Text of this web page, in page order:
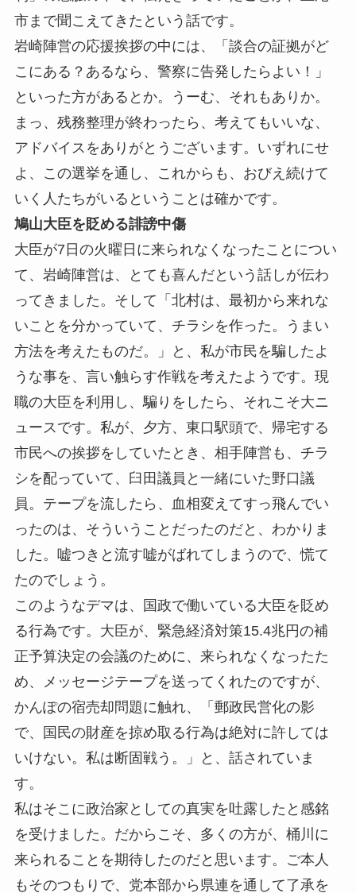
市まで聞こえてきたという話です。
岩崎陣営の応援挨拶の中には、「談合の証拠がど
こにある？あるなら、警察に告発したらよい！」
といった方があるとか。うーむ、それもありか。
まっ、残務整理が終わったら、考えてもいいな、
アドバイスをありがとうございます。いずれにせ
よ、この選挙を通し、これからも、おびえ続けて
いく人たちがいるということは確かです。
鳩山大臣を貶める誹謗中傷
大臣が7日の火曜日に来られなくなったことについ
て、岩崎陣営は、とても喜んだという話しが伝わ
ってきました。そして「北村は、最初から来れな
いことを分かっていて、チラシを作った。うまい
方法を考えたものだ。」と、私が市民を騙したよ
うな事を、言い触らす作戦を考えたようです。現
職の大臣を利用し、騙りをしたら、それこそ大ニ
ュースです。私が、夕方、東口駅頭で、帰宅する
市民への挨拶をしていたとき、相手陣営も、チラ
シを配っていて、臼田議員と一緒にいた野口議
員。テープを流したら、血相変えてすっ飛んでい
ったのは、そういうことだったのだと、わかりま
した。嘘つきと流す嘘がばれてしまうので、慌て
たのでしょう。
このようなデマは、国政で働いている大臣を貶め
る行為です。大臣が、緊急経済対策15.4兆円の補
正予算決定の会議のために、来られなくなったた
め、メッセージテープを送ってくれたのですが、
かんぽの宿売却問題に触れ、「郵政民営化の影
で、国民の財産を掠め取る行為は絶対に許しては
いけない。私は断固戦う。」と、話されていま
す。
私はそこに政治家としての真実を吐露したと感銘
を受けました。だからこそ、多くの方が、桶川に
来られることを期待したのだと思います。ご本人
もそのつもりで、党本部から県連を通して了承を